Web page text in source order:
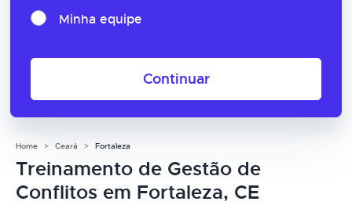
Minha equipe
Continuar
Home Ceará Fortaleza
Treinamento de Gestão de
Conflitos em Fortaleza, CE